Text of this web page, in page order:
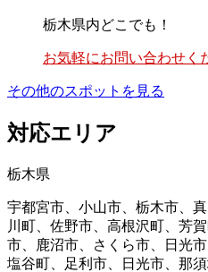
栃木県内どこでも！
お気軽にお問い合わせく
その他のスポットを見る
対応エリア
栃木県
宇都宮市、小山市、栃木市、
川町、佐野市、高根沢町、芳
市、鹿沼市、さくら市、日光
塩谷町、足利市、日光市、那